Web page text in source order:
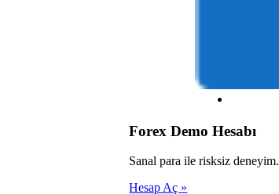
Forex Demo Hesabı
Sanal para ile risksiz deneyim.
Hesap Aç »